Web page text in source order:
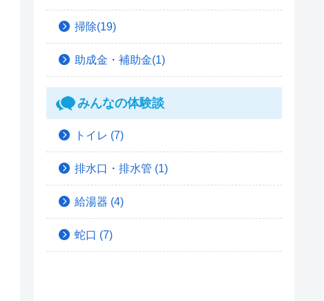
掃除(19)
助成金・補助金(1)
みんなの体験談
トイレ (7)
排水口・排水管 (1)
給湯器 (4)
蛇口 (7)